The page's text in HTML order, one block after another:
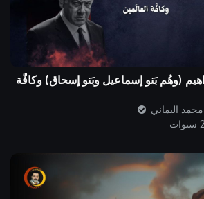
(وهُم بَنو إسماعيل وبَنو إسحاق) وكافَّة
اليماني